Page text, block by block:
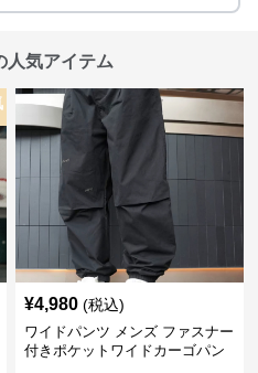
人気アイテム
¥4,980 (税込)
ワイドパンツ メンズ ファスナー
付きポケットワイドカーゴパン